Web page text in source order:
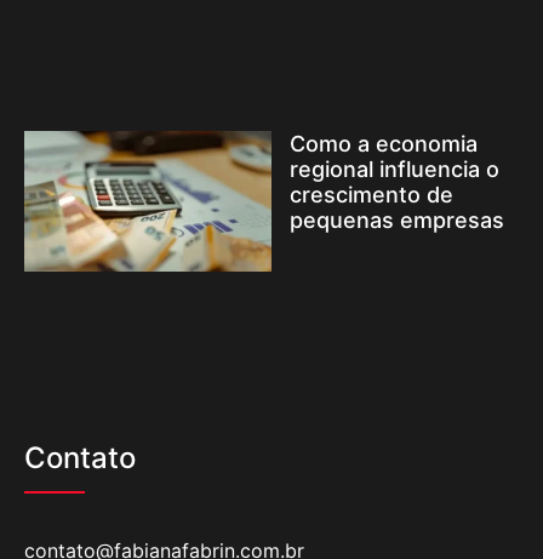
Como a economia
regional influencia o
crescimento de
pequenas empresas
Contato
contato@fabianafabrin.com.br